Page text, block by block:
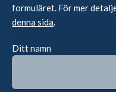
formuläret. För mer
denna sida.
Ditt namn